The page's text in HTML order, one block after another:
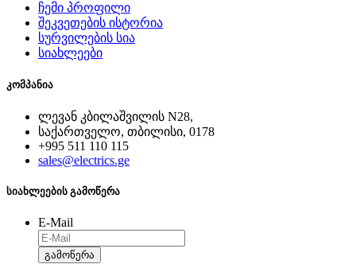
ჩემი პროფილი
შეკვეთების ისტორია
სურვილების სია
სიახლეები
კომპანია
ლევან კბილაშვილის N28,
საქართველო, თბილისი, 0178
+995 511 110 115
sales@electrics.ge
სიახლეების გამოწერა
E-Mail
გამოწერა